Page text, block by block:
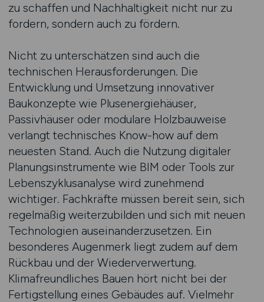
zu schaffen und Nachhaltigkeit nicht nur zu
fordern, sondern auch zu fördern.
Nicht zu unterschätzen sind auch die
technischen Herausforderungen. Die
Entwicklung und Umsetzung innovativer
Baukonzepte wie Plusenergiehäuser,
Passivhäuser oder modulare Holzbauweise
verlangt technisches Know-how auf dem
neuesten Stand. Auch die Nutzung digitaler
Planungsinstrumente wie BIM oder Tools zur
Lebenszyklusanalyse wird zunehmend
wichtiger. Fachkräfte müssen bereit sein, sich
regelmäßig weiterzubilden und sich mit neuen
Technologien auseinanderzusetzen. Ein
besonderes Augenmerk liegt zudem auf dem
Rückbau und der Wiederverwertung.
Klimafreundliches Bauen hört nicht bei der
Fertigstellung eines Gebäudes auf. Vielmehr